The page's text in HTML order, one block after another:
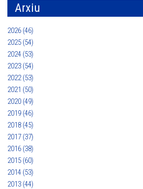
Arxiu
2026 (46)
2025 (54)
2024 (53)
2023 (54)
2022 (53)
2021 (50)
2020 (49)
2019 (46)
2018 (45)
2017 (37)
2016 (38)
2015 (60)
2014 (53)
2013 (44)